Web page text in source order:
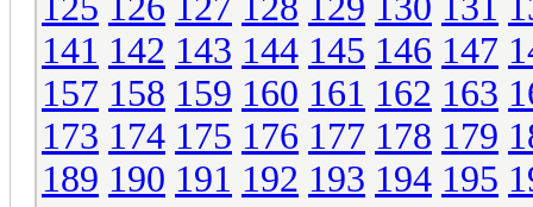
141 142 143 144 145 146 147
157 158 159 160 161 162 163
173 174 175 176 177 178 179
189 190 191 192 193 194 195